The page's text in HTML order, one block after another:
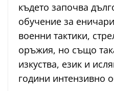
където започва
обучение за
военни тактики,
оръжия, но също
изкуства, език и
години интензивно